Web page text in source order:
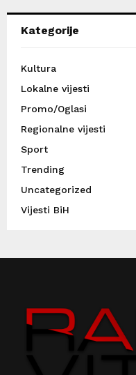
Kategorije
Kultura
Lokalne vijesti
Promo/Oglasi
Regionalne vijesti
Sport
Trending
Uncategorized
Vijesti BiH